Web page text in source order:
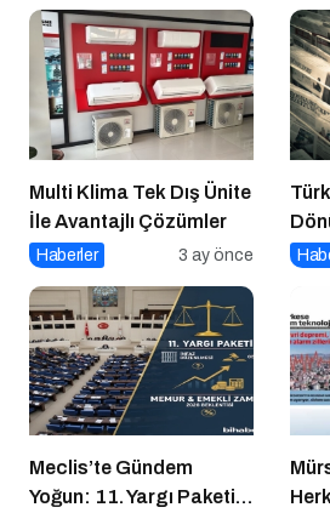
Multi Klima Tek Dış Ünite
İle Avantajlı Çözümler
Haberler 3 ay önce
15
Meclis’te Gündem
Yoğun: 11. Yargı Paketi